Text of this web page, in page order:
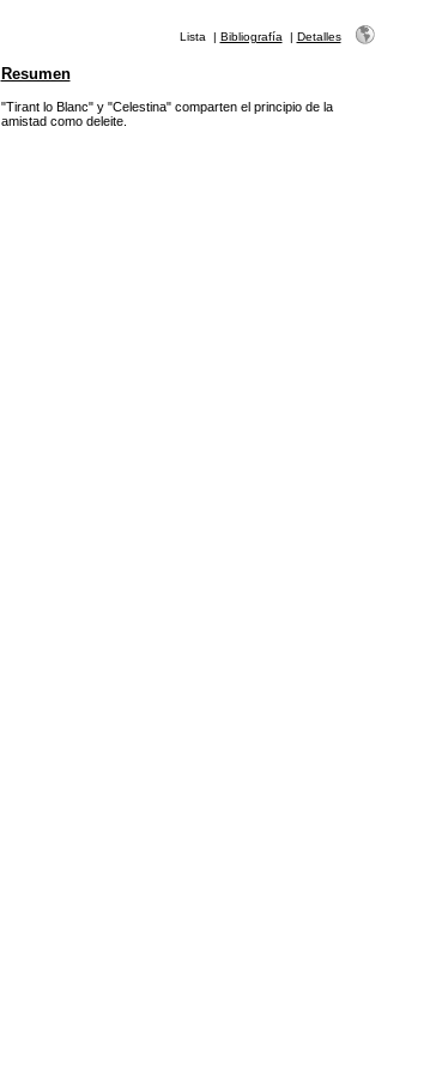
Lista | Bibliografía | Detalles
Resumen
"Tirant lo Blanc" y "Celestina" comparten el principio de la
amistad como deleite.